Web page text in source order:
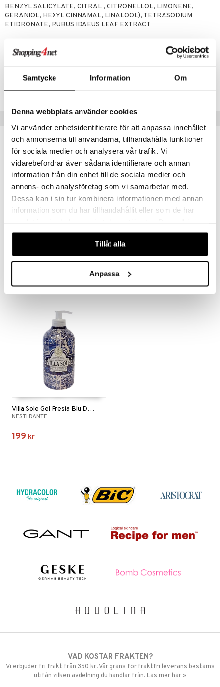
Samtycke Information Om
Denna webbplats använder cookies
Vi använder enhetsidentifierare för att anpassa innehållet
och annonserna till användarna, tillhandahålla funktioner
för sociala medier och analysera vår trafik. Vi
vidarebefordrar även sådana identifierare och annan
information från din enhet till de sociala medier och
annons- och analysföretag som vi samarbetar med.
Dessa kan i sin tur kombinera informationen med annan
information som du har tillhandahållit eller som de har
våra cookies vid fortsatt användande av vår webbplats.
Tillåt alla
Anpassa
BENZYL SALICYLATE, CITRAL , CITRONELLOL, LIMONENE,
GERANIOL, HEXYL CINNAMAL, LINALOOL), TETRASODIUM
ETIDRONATE, RUBUS IDAEUS LEAF EXTRACT
Artikelnr
Lägsta pris senaste 30 dagarna: 89 kr
89 kr
Villa Sole Gel Fresia Blu Delle Eolie
NESTI DANTE
199 kr
VAD KOSTAR FRAKTEN?
Vi erbjuder fri frakt från 350 kr. Vår gräns för fraktfri leverans bestäms
utifån vilken avdelning du handlar från. Läs mer här »